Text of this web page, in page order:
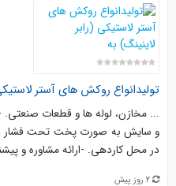
تولیدانواع روکش های آستر
... مخازن، لوله ها و قطعات صنعتی. -
و سایش به صورت پخت تحت فشار
در محل کاردهی. -ارائه مشاوره و
2 روز پیش